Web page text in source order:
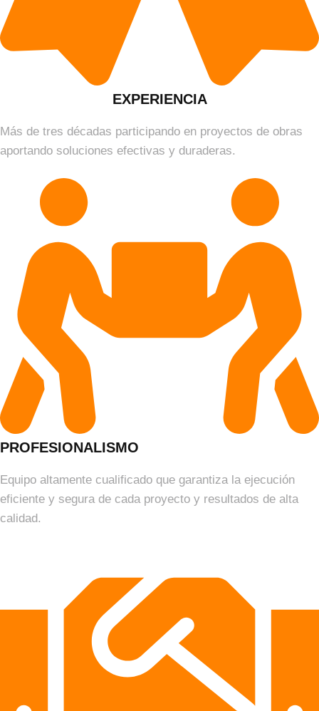
EXPERIENCIA
Más de tres décadas participando en proyectos de obras
aportando soluciones efectivas y duraderas.
PROFESIONALISMO
Equipo altamente cualificado que garantiza la ejecución
eficiente y segura de cada proyecto y resultados de alta
calidad.